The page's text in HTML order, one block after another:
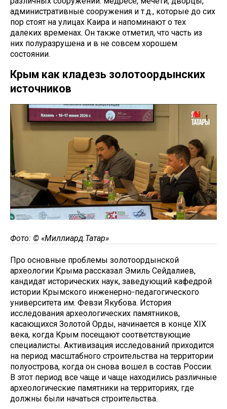
административные сооружения и т.д., которые до сих
пор стоят на улицах Каира и напоминают о тех
далеких временах. Он также отметил, что часть из
них полуразрушена и в не совсем хорошем
состоянии.
Крым как кладезь золотоордынских
источников
Фото: © «Миллиард.Татар»
Про основные проблемы золотоордынской
археологии Крыма рассказал Эмиль Сейдалиев,
кандидат исторических наук, заведующий кафедрой
истории Крымского инженерно-педагогического
университета им. Февзи Якубова. История
исследования археологических памятников,
касающихся Золотой Орды, начинается в конце XIX
века, когда Крым посещают соответствующие
специалисты. Активизация исследований приходится
на период масштабного строительства на территории
полуострова, когда он снова вошел в состав России.
В этот период все чаще и чаще находились различные
археологические памятники на территориях, где
должны были начаться строительства.